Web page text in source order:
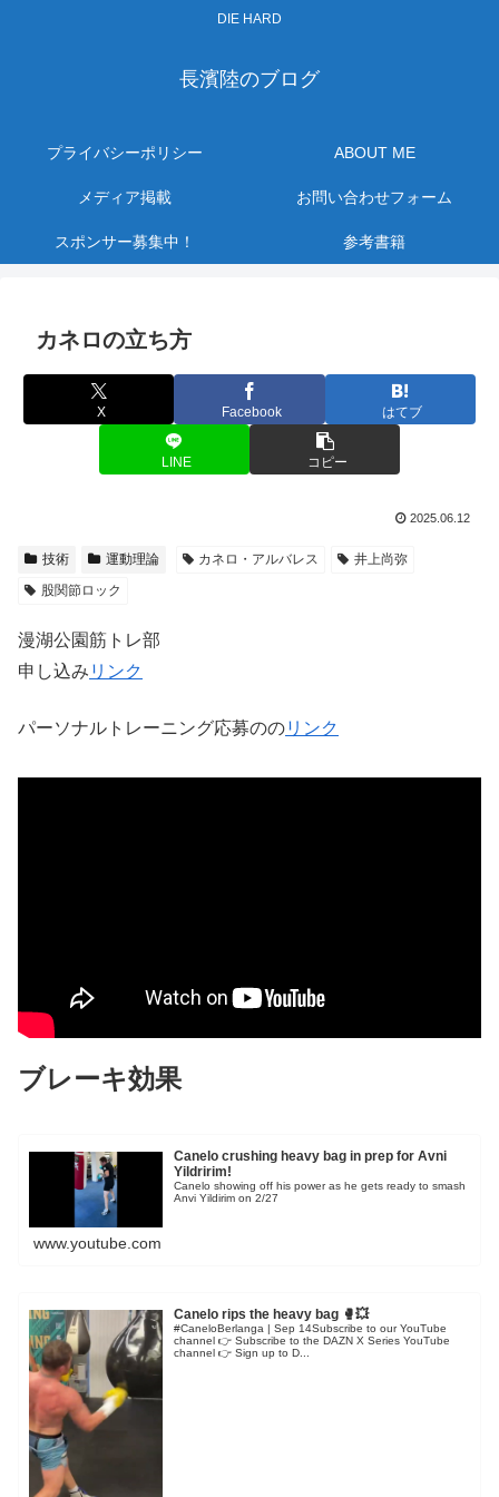
DIE HARD
長濱陸のブログ
プライバシーポリシー ABOUT ME
メディア掲載 お問い合わせフォーム
スポンサー募集中！ 参考書籍
カネロの立ち方
X Facebook はてブ
LINE コピー
2025.06.12
技術 運動理論 カネロ・アルバレス
井上尚弥
股関節ロック
漫湖公園筋トレ部
申し込み リンク
パーソナルトレーニング応募ののリンク
ブレーキ効果
Canelo crushing heavy bag in prep for Avni
Yildririm!
Canelo showing off his power as he gets ready to smash
Anvi Yildirim on 2/27
www.youtube.com
Canelo rips the heavy bag 🥊💥
#CaneloBerlanga | Sep 14Subscribe to our YouTube
channel 👉 Subscribe to the DAZN X Series YouTube
channel 👉 Sign up to D...